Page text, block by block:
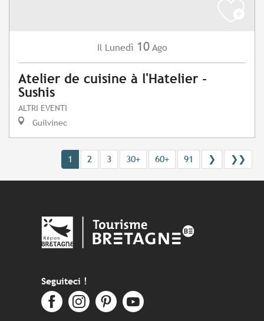
Il Lunedì 10 Ago
Atelier de cuisine à l'Hatelier -
Sushis
ALTRI EVENTI
Guilvinec
1 2 3 30+ 60+ 91 ❯ ❯❯
Seguiteci !